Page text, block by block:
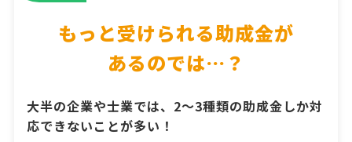
もっと受けられる助成金が
あるのでは…？
大半の企業や士業では、2～3種類の助成金しか対
応できないことが多い！